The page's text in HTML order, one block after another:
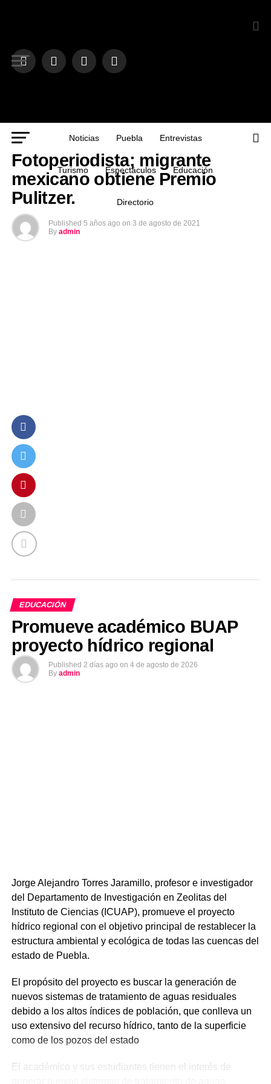
Noticias Puebla Entrevistas
Turismo Espectáculos Educación
Directorio
NOTICIAS
Fotoperiodista; migrante
mexicano obtiene Premio
Pulitzer.
Published 5 años ago on 3 de agosto de 2021
By admin
EDUCACIÓN
Promueve académico BUAP
proyecto hídrico regional
Published 2 días ago on 4 de agosto de 2026
By admin
Jorge Alejandro Torres Jaramillo, profesor e investigador
del Departamento de Investigación en Zeolitas del
Instituto de Ciencias (ICUAP), promueve el proyecto
hídrico regional con el objetivo principal de restablecer la
estructura ambiental y ecológica de todas las cuencas del
estado de Puebla.
El propósito del proyecto es buscar la generación de
nuevos sistemas de tratamiento de aguas residuales
debido a los altos índices de población, que conlleva un
uso extensivo del recurso hídrico, tanto de la superficie
como de los pozos del estado
El académico y sus estudiantes tienen el interés de